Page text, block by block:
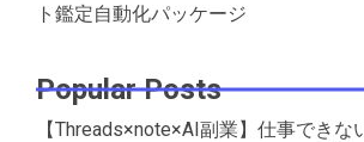
ト鑑定自動化パッケージ
Popular Posts
【Threads×note×AI副業】仕事でき